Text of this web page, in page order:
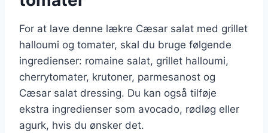
For at lave denne lækre Cæsar salat med grillet
halloumi og tomater, skal du bruge følgende
ingredienser: romaine salat, grillet halloumi,
cherrytomater, krutoner, parmesanost og
Cæsar salat dressing. Du kan også tilføje
ekstra ingredienser som avocado, rødløg eller
agurk, hvis du ønsker det.